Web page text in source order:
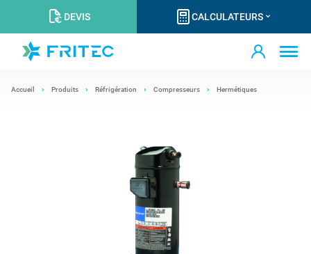
DEVIS CALCULATEURS
Accueil Produits Réfrigération Compresseurs Hermétiques